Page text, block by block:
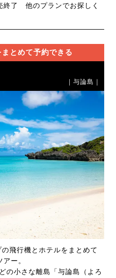
終了 他のプランでお探しく
とめて予約できる
｜与論島｜
飛行機とホテルをまとめて
ー。
の小さな離島「与論島（よろ